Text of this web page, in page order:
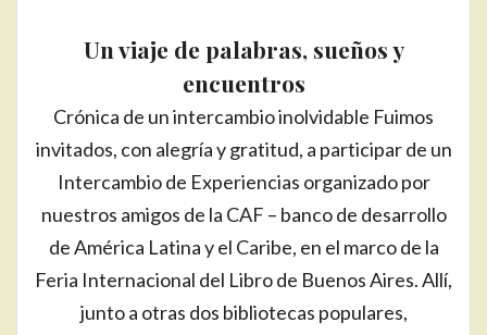
Un viaje de palabras, sueños y
encuentros
Crónica de un intercambio inolvidable Fuimos
invitados, con alegría y gratitud, a participar de un
Intercambio de Experiencias organizado por
nuestros amigos de la CAF – banco de desarrollo
de América Latina y el Caribe, en el marco de la
Feria Internacional del Libro de Buenos Aires. Allí,
junto a otras dos bibliotecas populares,